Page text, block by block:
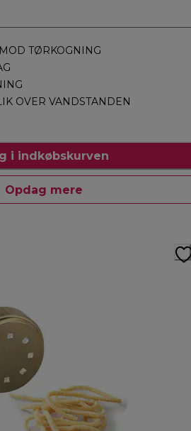
TØRKOGNING
OVER VANDSTANDEN
i indkøbskurven
Opdag mere